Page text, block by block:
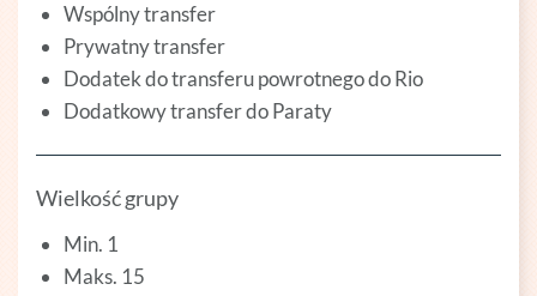
Wspólny transfer
Prywatny transfer
Dodatek do transferu powrotnego do Rio
Dodatkowy transfer do Paraty
Wielkość grupy
Min. 1
Maks. 15